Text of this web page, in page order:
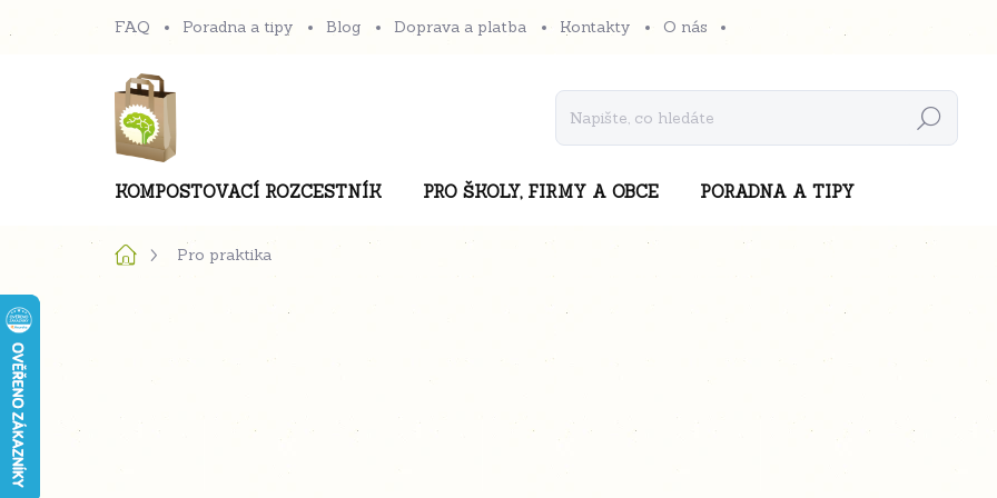
na
FAQ Poradna a tipy Blog Doprava a platba Kontakty O nás
Hledat
KOMPOSTOVACÍ ROZCESTNÍK PRO ŠKOLY, FIRMY A OBCE PORADNA A TIPY
DomůPro praktika